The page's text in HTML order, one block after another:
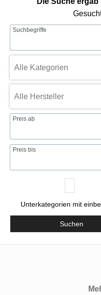
Suchbegriffe
Preis ab
Preis bis
Unterkategorien mit
Suchen